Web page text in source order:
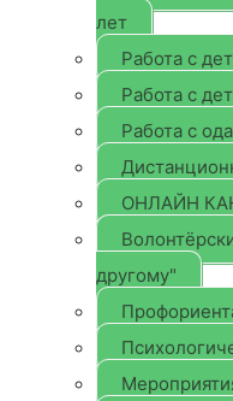
лет
Работа с
Работа с
Работа с
ОНЛАЙН
другому"